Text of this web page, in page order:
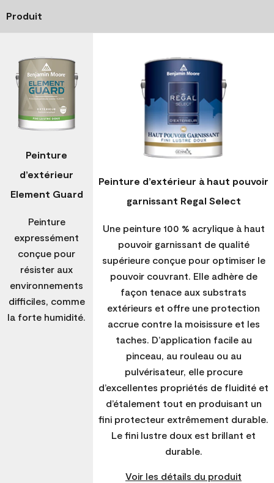
Produit
Peinture
d’extérieur
Element Guard
Peinture
expressément
conçue pour
résister aux
environnements
difficiles, comme
la forte humidité.
Peinture d’extérieur à haut pouvoir
garnissant Regal Select
Une peinture 100 % acrylique à haut
pouvoir garnissant de qualité
supérieure conçue pour optimiser le
pouvoir couvrant. Elle adhère de
façon tenace aux substrats
extérieurs et offre une protection
accrue contre la moisissure et les
taches. D’application facile au
pinceau, au rouleau ou au
pulvérisateur, elle procure
d’excellentes propriétés de fluidité et
d’étalement tout en produisant un
fini protecteur extrêmement durable.
Le fini lustre doux est brillant et
durable.
Voir les détails du produit